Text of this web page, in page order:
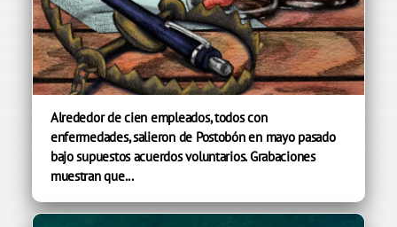
Alrededor de cien empleados, todos con
enfermedades, salieron de Postobón en mayo pasado
bajo supuestos acuerdos voluntarios. Grabaciones
muestran que...